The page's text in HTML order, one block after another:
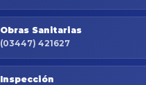
Obras Sanitarias
(03447) 421627
Inspección